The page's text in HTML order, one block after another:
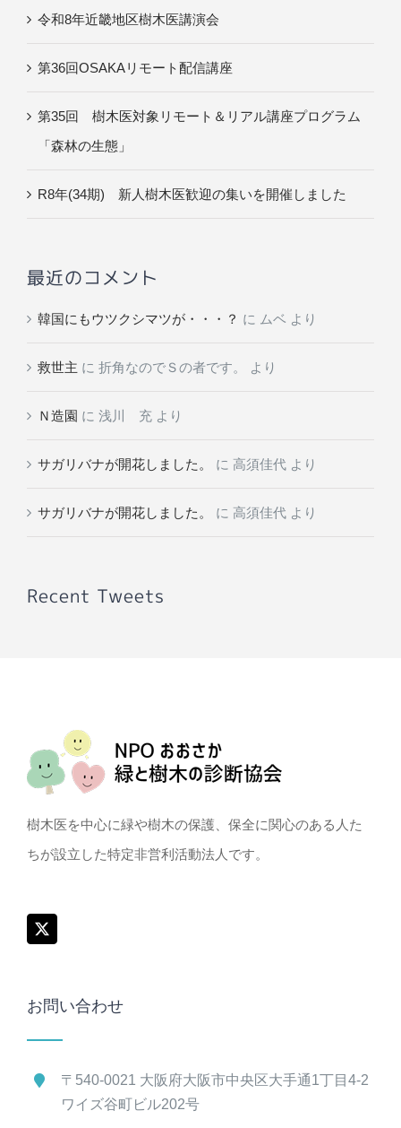
令和8年近畿地区樹木医講演会
第36回OSAKAリモート配信講座
第35回 樹木医対象リモート＆リアル講座プログラム
「森林の生態」
R8年(34期) 新人樹木医歓迎の集いを開催しました
最近のコメント
韓国にもウツクシマツが・・・？ に ムベ より
救世主 に 折角なのでＳの者です。 より
Ｎ造園 に 浅川 充 より
サガリバナが開花しました。 に 高須佳代 より
サガリバナが開花しました。 に 高須佳代 より
Recent Tweets
樹木医を中心に緑や樹木の保護、保全に関心のある人た
ちが設立した特定非営利活動法人です。
お問い合わせ
〒540-0021 大阪府大阪市中央区大手通1丁目4-2
ワイズ谷町ビル202号